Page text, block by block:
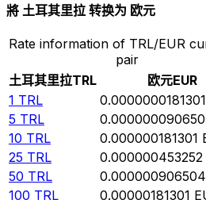
將 土耳其里拉 转换为 欧元
Rate information of TRL/EUR
pair
土耳其里拉TRL 欧元EUR
1 TRL 0.0000000181301
5 TRL
10 TRL 0.000000181301
25 TRL 0.000000453252
50 TRL 0.000000906504
100 TRL 0.00000181301